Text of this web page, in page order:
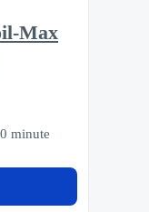
Max
minute